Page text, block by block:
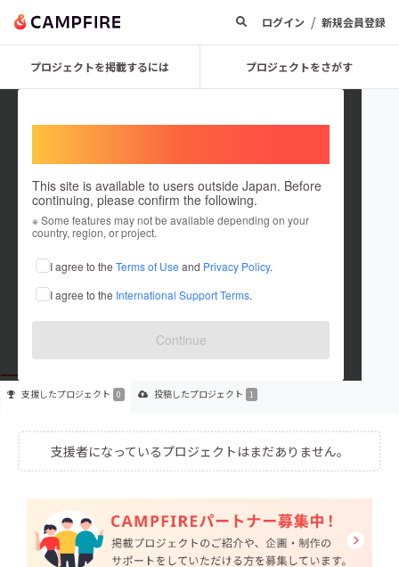
ログイン / 新規会員登録
プロジェクトを掲載するには プロジェクトをさがす
This site is available to users outside Japan. Before
continuing, please confirm the following.
※ Some features may not be available depending on your
country, region, or project.
I agree to the Terms of Use and Privacy Policy.
I agree to the International Support Terms.
Continue
YuuNa_01
これまでに1件のプロジェクトを投稿しています
在住国：未設定
出身国：未設定
支援したプロジェクト 0 投稿したプロジェクト 1
支援者になっているプロジェクトはまだありません。